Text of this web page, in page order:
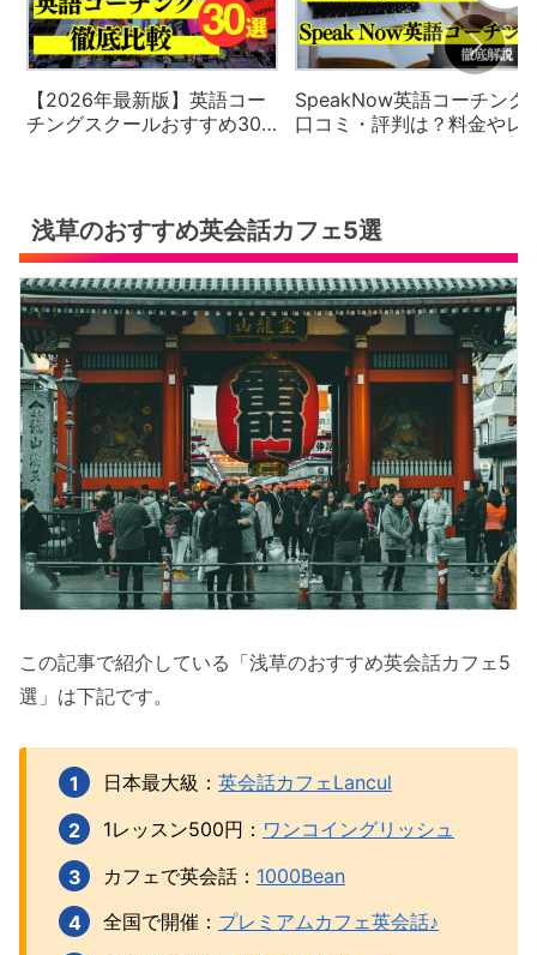
【2026年最新版】英語コー
チングスクールおすすめ30
SpeakNow英語コーチング
口コミ・評判は？料金やレ
浅草のおすすめ英会話カフェ5選
この記事で紹介している「浅草のおすすめ英会話カフェ5
選」は下記です。
日本最大級： 英会話カフェLancul
1レッスン500円： ワンコイングリッシュ
カフェで英会話： 1000Bean
全国で開催： プレミアムカフェ英会話♪